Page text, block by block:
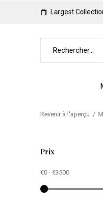
Largest
Revenir à l'aperçu
Prix
€0 - €3500